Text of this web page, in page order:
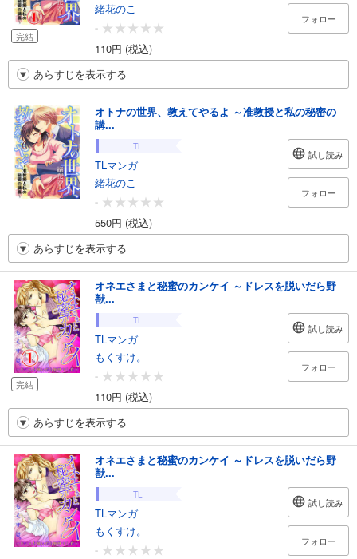
完結
緒花のこ
-
110円 (税込)
フォロー
あらすじを表示する
オトナの世界、教えてやるよ ～准教授と私の秘密の
講...
TL
TLマンガ
緒花のこ
-
550円 (税込)
試し読み
フォロー
あらすじを表示する
完結
オネエさまと秘蜜のカンケイ ～ドレスを脱いだら野
獣...
TL
TLマンガ
もくすけ。
-
110円 (税込)
試し読み
フォロー
あらすじを表示する
オネエさまと秘蜜のカンケイ ～ドレスを脱いだら野
獣...
TL
TLマンガ
もくすけ。
-
試し読み
フォロー